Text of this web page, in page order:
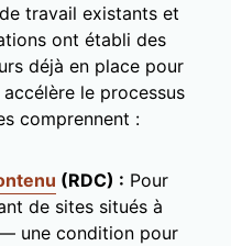
travail existants et
ont établi des
déjà en place pour
le processus
comprennent :
(RDC) : Pour
de sites situés à
une condition pour